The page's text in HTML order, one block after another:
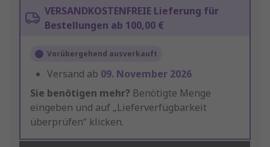
VERSANDKOSTENFREIE Lieferung für
Bestellungen ab 100,00 €
Vorübergehend ausverkauft
Versand ab 09. November 2026
Sie benötigen mehr? Benötigte Menge
eingeben und auf „Lieferverfügbarkeit
überprüfen“ klicken.